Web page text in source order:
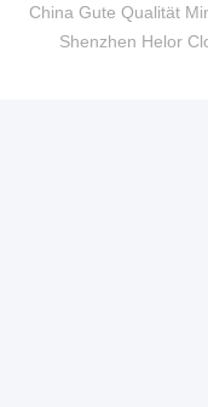
China Gute Qualität
Shenzhen Helor